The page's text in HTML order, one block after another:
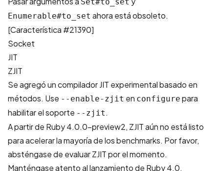
Enumerable#to_set ahora está obsoleto.
[Característica #21390]
Socket
JIT
ZJIT
Se agregó un compilador JIT experimental basado en
métodos. Use --enable-zjit en configure para
habilitar el soporte --zjit .
A partir de Ruby 4.0.0-preview2, ZJIT aún no está listo
para acelerar la mayoría de los benchmarks. Por favor,
absténgase de evaluar ZJIT por el momento.
Manténgase atento al lanzamiento de Ruby 4.0.